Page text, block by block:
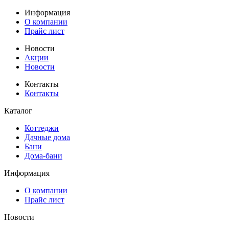
Информация
О компании
Прайс лист
Новости
Акции
Новости
Контакты
Контакты
Каталог
Коттеджи
Дачные дома
Бани
Дома-бани
Информация
О компании
Прайс лист
Новости